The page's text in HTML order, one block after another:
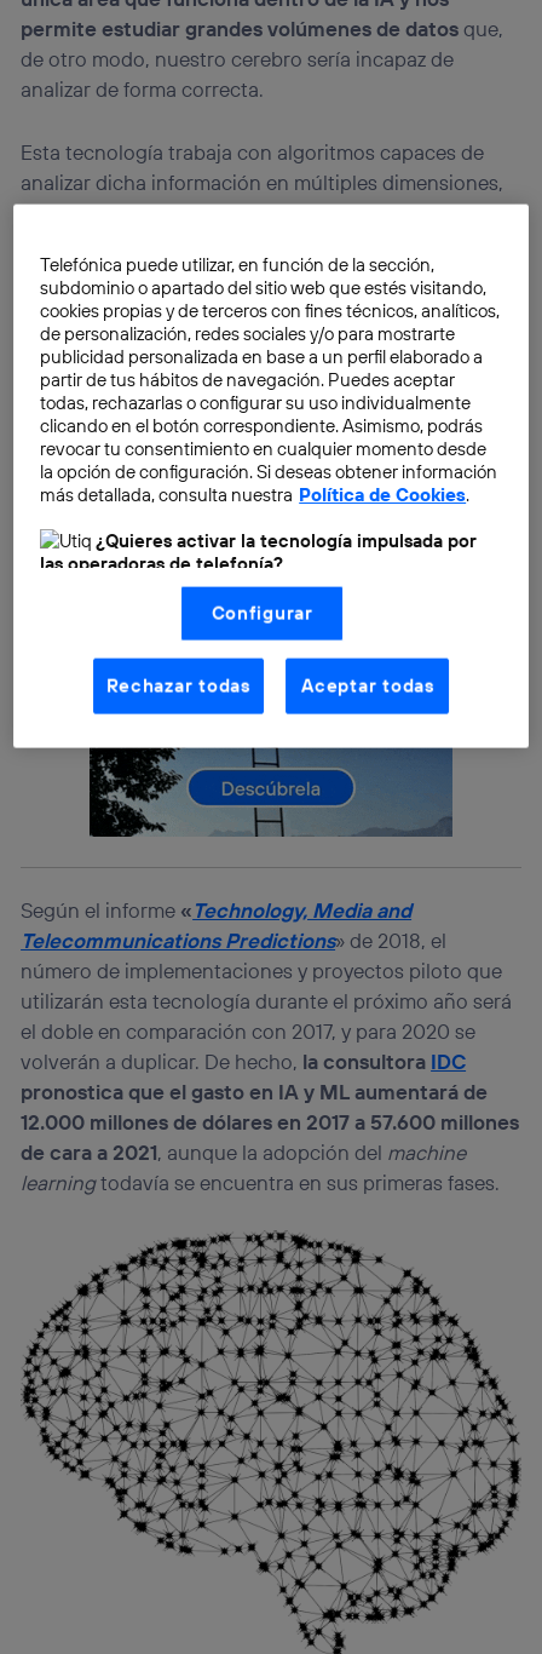
permite estudiar grandes volúmenes de datosque,
de otro modo, nuestro cerebro sería incapaz de
analizar de forma correcta.
Esta tecnología trabaja con algoritmos capaces de
analizar dicha información en múltiples dimensiones,
sacarles un patrón común yrealizar predicciones
tal magnitud que la mayoría de grandes empresas ya
se han dado cuenta de sus beneficios y,según una
reciente investigación deDeloitte, las
corporaciones duplicarán el uso demachine
learningpara 2018.
Según el informe «Technology, Media and
Telecommunications Predictions» de 2018, el
número de implementaciones y proyectos piloto que
utilizarán esta tecnología durante el próximo año será
el doble en comparación con 2017, y para 2020 se
volverán a duplicar. De hecho, la consultora IDC
pronostica que el gasto en IA y ML aumentará de
12.000 millones de dólares en 2017 a 57.600 millones
de cara a 2021, aunque la adopción del machine
learningtodavía se encuentra en sus primeras fases.
Telefónica puede utilizar, en función de la sección,
subdominio o apartado del sitio web que estés visitando,
cookies propias y de terceros con fines técnicos, analíticos,
de personalización, redes sociales y/o para mostrarte
publicidad personalizada en base a un perfil elaborado a
partir de tus hábitos de navegación. Puedes aceptar
todas, rechazarlas o configurar su uso individualmente
clicando en el botón correspondiente. Asimismo, podrás
revocar tu consentimiento en cualquier momento desde
la opción de configuración. Si deseas obtener información
más detallada, consulta nuestra Política de Cookies.
¿Quieres activar la tecnología impulsada por
las operadoras de telefonía?
Nosotros, Telefónica S.A., utilizamos la tecnología Utiq para
realizar nuestras acciones de marketing digital o análisis
(como se describe en este aviso de consentimiento)
basadas en tu navegación en nuestra(s) web(s)
aquí (solo cuando utilizas una conexión a
internet habilitada , proporcionada por una de las
operadoras de telefonía participantes, y otorgas tu
La tecnología Utiq está diseñada con la privacidad como
prioridad ofreciéndote elección y control.
La tecnología utiliza un identificador cifrado creado por tu
información de la cuenta de cliente de
(p. ej., número de teléfono móvil).
Este identificador se asigna a la conexión de internet, por
lo que cualquier persona que conecte su dispositivo y
consienta el uso de la tecnología recibirá el mismo
identificador. Típicamente:
Si utilizas una
conexión de banda ancha (p. ej., Wi-Fi),
el marketing o análisis se realizará en función de las
actividades de navegación de los miembros del hogar
que hayan dado su consentimiento.
Si utilizasdatos móviles, el marketing será más
personalizado, ya que se basará únicamente en la
navegación del usuario del móvil.
Puedes gestionar los consentimientos Utiq seleccionando
“Administrar Utiq” en la parte inferior de esta página web o
visitando el portal de privacidad de Utiq
(“consenthub”). Para más información, consulta
la política de privacidad de Utiq.
Configurar
Rechazar todas Aceptar todas